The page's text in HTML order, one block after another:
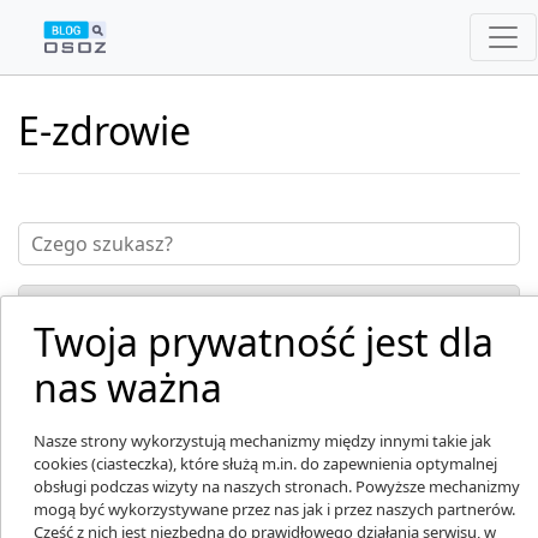
E-zdrowie
Twoja prywatność jest dla
nas ważna
Nasze strony wykorzystują mechanizmy między innymi takie jak
cookies (ciasteczka), które służą m.in. do zapewnienia optymalnej
obsługi podczas wizyty na naszych stronach. Powyższe mechanizmy
mogą być wykorzystywane przez nas jak i przez naszych partnerów.
Część z nich jest niezbędna do prawidłowego działania serwisu, w